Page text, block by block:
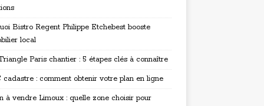
Bistro Regent Philippe Etchebest booste
local
Paris chantier : 5 étapes clés à connaître
cadastre : comment obtenir votre plan en ligne
à vendre Limoux : quelle zone choisir pour